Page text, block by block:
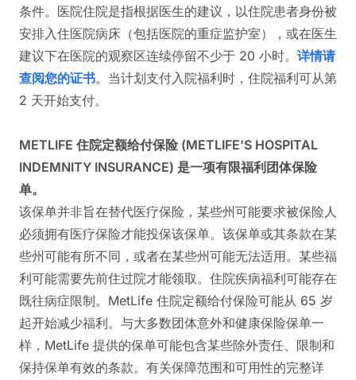
条件。医院住院是指根据医生的建议，以住院患者身份被
安排入住医院病床（包括医院的重症监护室），或在医生
建议下在医院的观察区连续停留不少于 20 小时。 详情请
查阅您的证书。当计划支付入院福利时，住院福利可从第
2 天开始支付。
METLIFE 住院定额给付保险 (METLIFE'S HOSPITAL
INDEMNITY INSURANCE) 是一项有限福利团体保险
单。
该保单并非旨在替代医疗保险，某些州可能要求被保险人
必须拥有医疗保险才能投保该保单。该保单或其条款在某
些州可能有所不同，或者在某些州可能无法适用。某些福
利可能需要先前住过院才能领取。住院疾病福利可能存在
既往病症限制。MetLife 住院定额给付保险可能从 65 岁
起开始减少福利。与大多数团体意外和健康保险保单一
样，MetLife 提供的保单可能包含某些除外责任、限制和
保持保单有效的条款。有关保障范围和可用性的完整详